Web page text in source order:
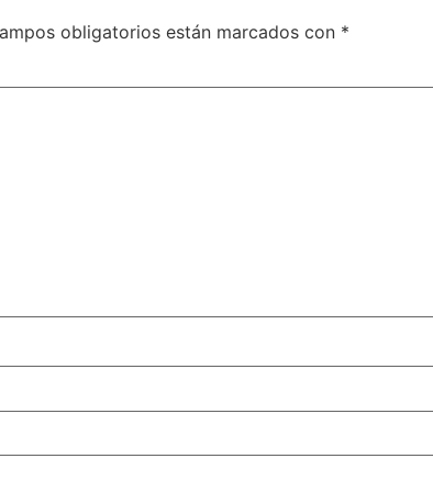
obligatorios están marcados con *